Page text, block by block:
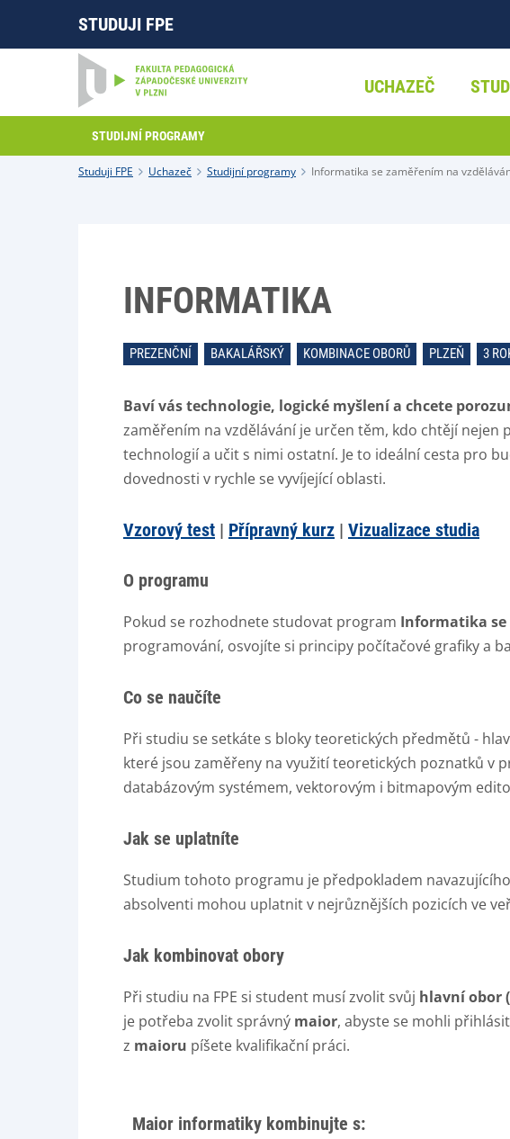
STUDUJI FPE
UCHAZEČ
STUDIJNÍ PROGRAMY
Studuji FPE Uchazeč Studijní programy Informatika se zaměřením na
INFORMATIKA
PREZENČNÍ BAKALÁŘSKÝ KOMBINACE OBORŮ PLZEŇ 3
Baví vás technologie, logické myšlení a chcete
zaměřením na vzdělávání je určen těm, kdo chtějí
technologií a učit s nimi ostatní. Je to ideální cesta pro
dovednosti v rychle se vyvíjející oblasti.
Vzorový test | Přípravný kurz | Vizualizace studia
O programu
Pokud se rozhodnete studovat program Informatika
programování, osvojíte si principy počítačové grafiky a
Co se naučíte
Při studiu se setkáte s bloky teoretických předmětů -
které jsou zaměřeny na využití teoretických poznatků v
databázovým systémem, vektorovým i bitmapovým
Jak se uplatníte
Studium tohoto programu je předpokladem
absolventi mohou uplatnit v nejrůznějších pozicích ve
Jak kombinovat obory
Při studiu na FPE si student musí zvolit svůj hlavní obor
je potřeba zvolit správný maior, abyste se mohli
z maioru píšete kvalifikační práci.
Maior informatiky kombinujte s: